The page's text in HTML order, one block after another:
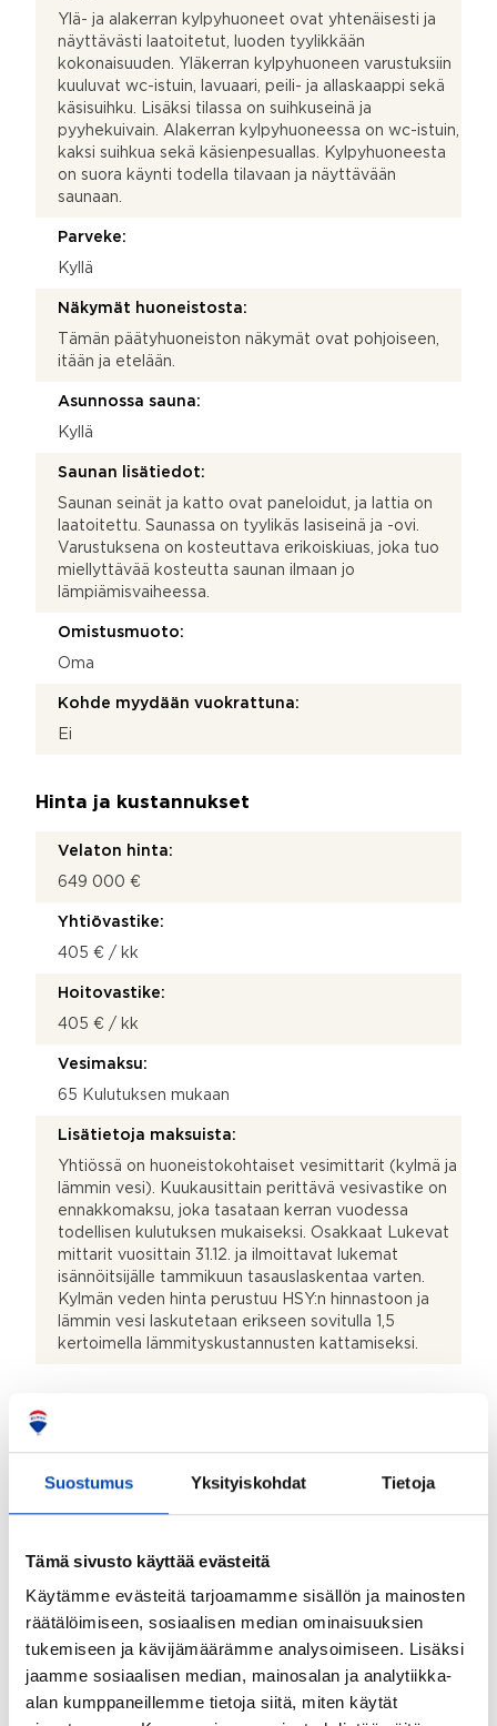
Suostumus Yksityiskohdat Tietoja
Tämä sivusto käyttää evästeitä
Käytämme evästeitä tarjoamamme sisällön ja mainosten
räätälöimiseen, sosiaalisen median ominaisuuksien
tukemiseen ja kävijämäärämme analysoimiseen. Lisäksi
jaamme sosiaalisen median, mainosalan ja analytiikka-
alan kumppaneillemme tietoja siitä, miten käytät
Ylä- ja alakerran kylpyhuoneet ovat yhtenäisesti ja
näyttävästi laatoitetut, luoden tyylikkään
kokonaisuuden. Yläkerran kylpyhuoneen varustuksiin
kuuluvat wc-istuin, lavuaari, peili- ja allaskaappi sekä
käsisuihku. Lisäksi tilassa on suihkuseinä ja
pyyhekuivain. Alakerran kylpyhuoneessa on wc-istuin,
kaksi suihkua sekä käsienpesuallas. Kylpyhuoneesta
on suora käynti todella tilavaan ja näyttävään
saunaan.
Parveke:
Kyllä
Näkymät huoneistosta:
Tämän päätyhuoneiston näkymät ovat pohjoiseen,
itään ja etelään.
Asunnossa sauna:
Kyllä
Saunan lisätiedot:
Saunan seinät ja katto ovat paneloidut, ja lattia on
laatoitettu. Saunassa on tyylikäs lasiseinä ja -ovi.
Varustuksena on kosteuttava erikoiskiuas, joka tuo
miellyttävää kosteutta saunan ilmaan jo
lämpiämisvaiheessa.
Omistusmuoto:
Oma
Kohde myydään vuokrattuna:
Ei
Hinta ja kustannukset
Velaton hinta:
649 000 €
Yhtiövastike:
405 € / kk
Hoitovastike:
405 € / kk
Vesimaksu:
65 Kulutuksen mukaan
Lisätietoja maksuista:
Yhtiössä on huoneistokohtaiset vesimittarit (kylmä ja
lämmin vesi). Kuukausittain perittävä vesivastike on
ennakkomaksu, joka tasataan kerran vuodessa
todellisen kulutuksen mukaiseksi. Osakkaat Lukevat
mittarit vuosittain 31.12. ja ilmoittavat lukemat
isännöitsijälle tammikuun tasauslaskentaa varten.
Kylmän veden hinta perustuu HSY:n hinnastoon ja
lämmin vesi laskutetaan erikseen sovitulla 1,5
kertoimella lämmityskustannusten kattamiseksi.
Kohteen kuvaus
Tyylikäs keittiö, jossa on integroidut kodinkoneet.
Yläkerran keittiön varustuksiin kuuluvat jääkaappi,
liesituuletin, mikroaaltouuni, runsaasti kaappitilaa sekä
Alakerran yksiössä on toinen jääkaappi
pakastinlokerolla sekä liesi–uuniyhdistelmä ja hormiin
liitetty liesituuletin.